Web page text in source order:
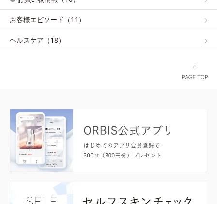
お客様エピソード（11）
ヘルスケア（18）